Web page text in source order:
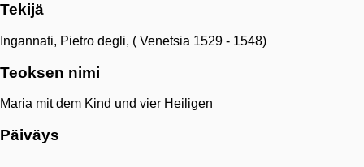
Tekijä
Ingannati, Pietro degli, ( Venetsia 1529 - 1548)
Teoksen nimi
Maria mit dem Kind und vier Heiligen
Päiväys